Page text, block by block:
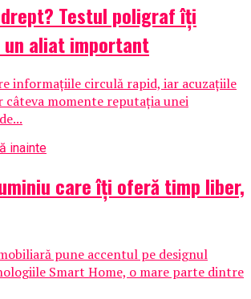
Testul poligraf îţi
un aliat important
informațiile circulă rapid, iar acuzațiile
câteva momente reputația unei
inainte
care îți oferă timp liber,
pune accentul pe designul
Smart Home, o mare parte dintre